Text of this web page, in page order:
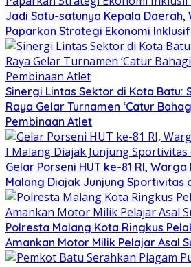
Jadi Satu-satunya Kepala Daerah,
Paparkan Strategi Ekonomi
Sinergi Lintas Sektor di Kota Batu:
Raya Gelar Turnamen ‘Catur
Pembinaan Atlet
Gelar Porseni HUT ke-81 RI,
Malang Diajak Junjung Sportivitas
Polresta Malang Kota Ringkus
Amankan Motor Milik Pelajar Asal